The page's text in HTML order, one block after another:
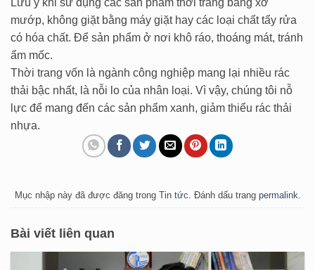
Lưu ý khi sử dụng các sản phẩm thời trang bằng xơ
mướp, không giặt bằng máy giặt hay các loại chất tẩy rửa
có hóa chất. Để sản phẩm ở nơi khô ráo, thoáng mát, tránh
ẩm mốc.
Thời trang vốn là ngành công nghiệp mang lại nhiều rác
thải bậc nhất, là nỗi lo của nhân loại. Vì vậy, chúng tôi nỗ
lực để mang đến các sản phẩm xanh, giảm thiểu rác thải
nhựa.
Mục nhập này đã được đăng trong Tin tức . Đánh dấu trang permalink
Bài viết liên quan